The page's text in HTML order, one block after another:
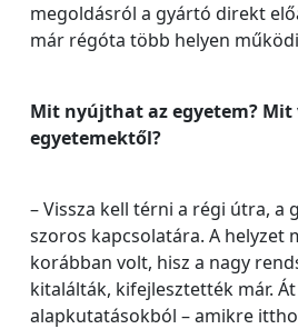
megoldásról a gyártó direkt
már régóta több helyen
Mit nyújthat az egyetem? Mit
egyetemektől?
– Vissza kell térni a régi útra, a
szoros kapcsolatára. A helyzet
korábban volt, hisz a nagy
kitalálták, kifejlesztették már.
alapkutatásokból – amikre